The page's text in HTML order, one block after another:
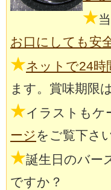
★
お口にしても安
★ネットで24時
ます。賞味期限
★イラストもケ
ージをご覧下さい
★誕生日のバー
ですか？